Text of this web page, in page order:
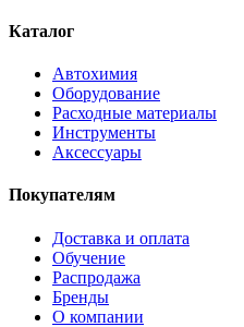
Каталог
Автохимия
Оборудование
Расходные материалы
Инструменты
Аксессуары
Покупателям
Доставка и оплата
Обучение
Распродажа
Бренды
О компании